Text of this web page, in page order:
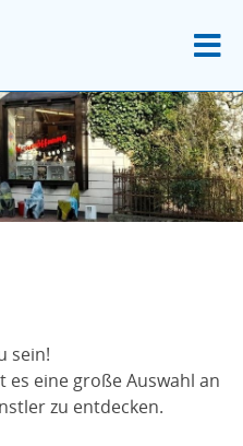
sein!
es eine große Auswahl an
zu entdecken.